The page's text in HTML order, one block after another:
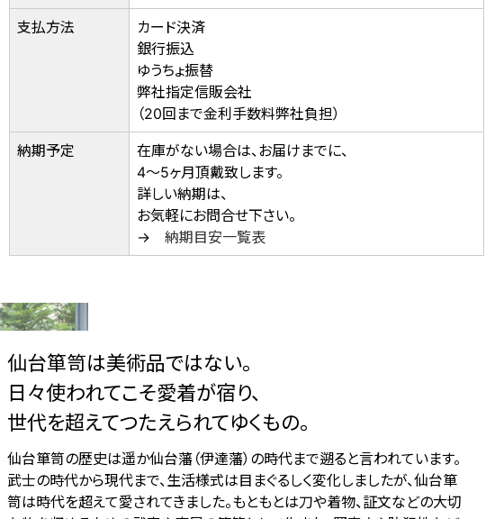
支払方法
カード決済
銀行振込
ゆうちょ振替
弊社指定信販会社
（20回まで金利手数料弊社負担）
納期予定
在庫がない場合は、お届けまでに、
4～5ヶ月頂戴致します。
詳しい納期は、
お気軽にお問合せ下さい。
→ 納期目安一覧表
仙台箪笥は美術品ではない。
日々使われてこそ愛着が宿り、
世代を超えてつたえられてゆくもの。
仙台箪笥の歴史は遥か仙台藩（伊達藩）の時代まで遡ると言われています。
武士の時代から現代まで、生活様式は目まぐるしく変化しましたが、仙台箪
笥は時代を超えて愛されてきました。もともとは刀や着物、証文などの大切